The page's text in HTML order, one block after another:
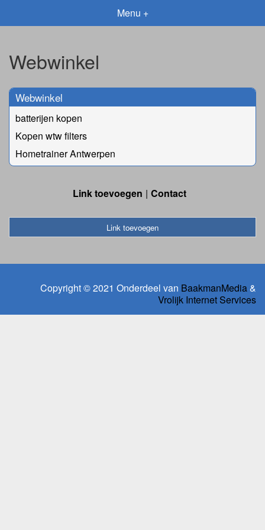
Menu +
Webwinkel
Webwinkel
batterijen kopen
Kopen wtw filters
Hometrainer Antwerpen
Link toevoegen Contact
Link toevoegen
Copyright © 2021 Onderdeel van BaakmanMedia&
Vrolijk Internet Services